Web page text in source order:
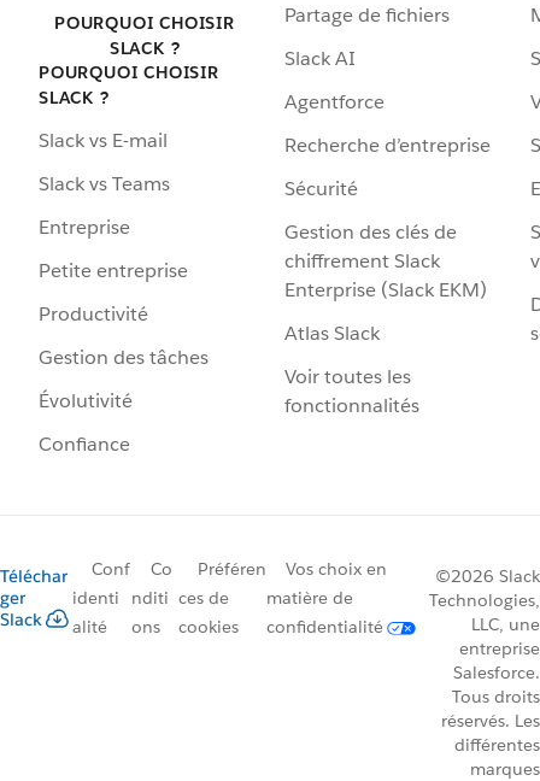
POURQUOI CHOISIR
SLACK ?
POURQUOI CHOISIR
SLACK ?
Slack vs E-mail
Slack vs Teams
Entreprise
Petite entreprise
Productivité
Gestion des tâches
Évolutivité
Confiance
Partage de fichiers
Slack AI
Agentforce
Recherche d’entreprise
Sécurité
Gestion des clés de
chiffrement Slack
Enterprise (Slack EKM)
Atlas Slack
Voir toutes les
fonctionnalités
Téléchar
ger
Slack
Conf
identi
alité
Co
nditi
ons
Préféren
ces de
cookies
Vos choix en
matière de
confidentialité
©2026 Slack
Technologies,
LLC, une
entreprise
Salesforce.
Tous droits
réservés. Les
différentes
marques